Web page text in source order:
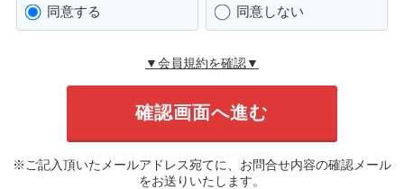
同意する 同意しない
▼会員規約を確認▼
※ご記入頂いたメールアドレス宛てに、お問合せ内容の確認メール
をお送りいたします。